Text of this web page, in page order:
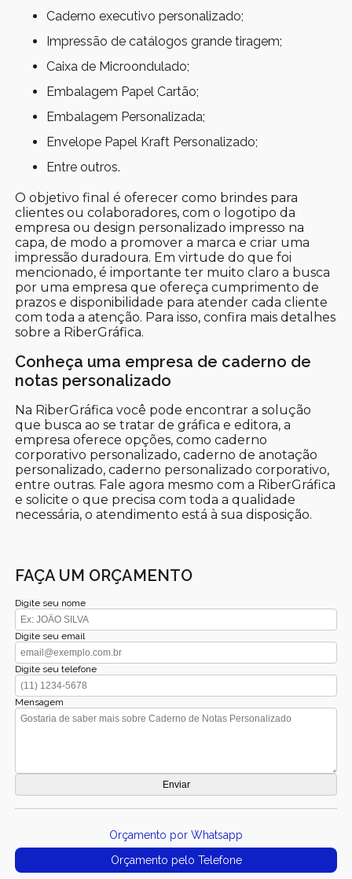
caderno executivo personalizado;
impressão de catálogos grande tiragem;
Caixa de Microondulado;
Embalagem Papel Cartão;
Embalagem Personalizada;
Envelope Papel Kraft Personalizado;
entre outros.
O objetivo final é oferecer como brindes para
clientes ou colaboradores, com o logotipo da
empresa ou design personalizado impresso na
capa, de modo a promover a marca e criar uma
impressão duradoura. Em virtude do que foi
mencionado, é importante ter muito claro a busca
por uma empresa que ofereça cumprimento de
prazos e disponibilidade para atender cada cliente
com toda a atenção. Para isso, confira mais detalhes
sobre a RiberGráfica.
Conheça uma empresa de caderno de
notas personalizado
Na RiberGráfica você pode encontrar a solução
que busca ao se tratar de gráfica e editora, a
empresa oferece opções, como caderno
corporativo personalizado, caderno de anotação
personalizado, caderno personalizado corporativo,
entre outras. Fale agora mesmo com a RiberGráfica
e solicite o que precisa com toda a qualidade
necessária, o atendimento está à sua disposição.
FAÇA UM ORÇAMENTO
Digite seu nome
Digite seu email
Digite seu telefone
Mensagem
Orçamento por Whatsapp
Orçamento pelo Telefone